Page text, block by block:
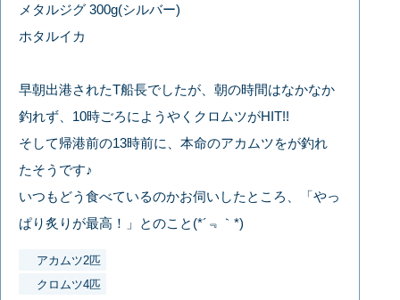
メタルジグ 300g(シルバー)
ホタルイカ
早朝出港されたT船長でしたが、朝の時間はなかなか
釣れず、10時ごろにようやくクロムツがHIT!!
そして帰港前の13時前に、本命のアカムツをが釣れ
たそうです♪
いつもどう食べているのかお伺いしたところ、「やっ
ぱり炙りが最高！」とのこと(*´﹃｀*)
アカムツ2匹
クロムツ4匹